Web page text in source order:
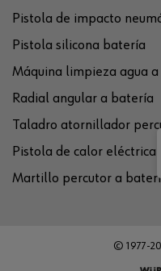
Pistola de impacto
Pistola silicona batería
Máquina limpieza agua
Radial angular a batería
Taladro atornillador
Pistola de calor eléctrica
Martillo percutor a
© 1977-